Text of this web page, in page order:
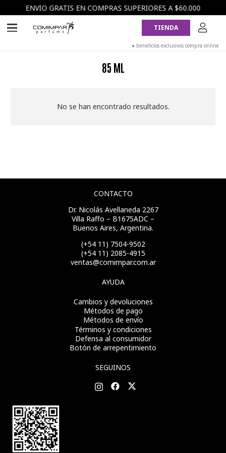
ENVIO GRATIS EN COMPRAS SUPERIORES A $60.000
TIENDA
● beneficios exclusivos compra online
85 ML
No se han encontrado resultados.
CONTACTO
Dr. Nicolás Avellaneda 2267
Villa Raffo – B1675ADC –
Buenos Aires, Argentina.
(+54 11) 7504-9502
(+54 11) 2085-4915
ventas@comimpar.com.ar
AYUDA
Cambios y devoluciones
Métodos de pago
Métodos de envío
Términos y condiciones
Defensa al consumidor
Botón de arrepentimiento
SEGUINOS